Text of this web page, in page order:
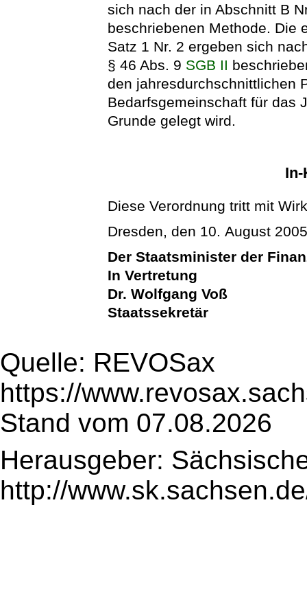
sich nach der in Abschnitt B
beschriebenen Methode. Die
Satz 1 Nr. 2 ergeben sich
§ 46 Abs. 9 SGB II
den jahresdurchschnittlichen
Bedarfsgemeinschaft für das
Grunde gelegt wird.
Diese Verordnung tritt mit
Dresden, den 10. August
Der Staatsminister der
In Vertretung
Dr. Wolfgang Voß
Staatssekretär
Quelle: REVOSax
https://
Stand vom 07.08.2026
Herausgeber:
http://